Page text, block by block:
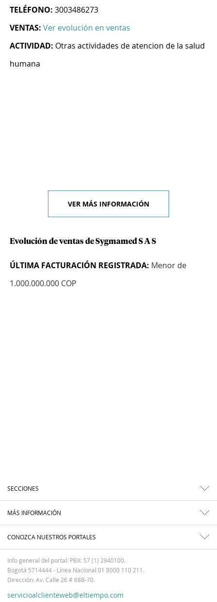
TELÉFONO: 3003486273
VENTAS: Ver evolución en ventas
ACTIVIDAD: Otras actividades de atencion de la salud
humana
VER MÁS INFORMACIÓN
Evolución de ventas de Sygmamed S A S
ÚLTIMA FACTURACIÓN REGISTRADA: Menor de
1.000.000.000 COP
SECCIONES
MÁS INFORMACIÓN
CONOZCA NUESTROS PORTALES
Info general del portal: PBX: 57 (1) 2940100.
Bogotá 5714444 - Línea Nacional 01 8000 110 211.
Dirección: Av. Calle 26 # 68B-70.
servicioalclienteweb@eltiempo.com